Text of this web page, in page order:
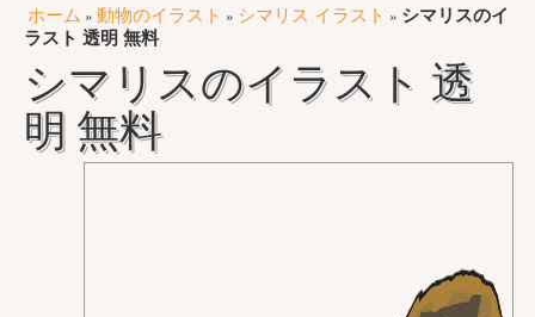
ホーム » 動物のイラスト » シマリス イラスト » シマリスのイ
ラスト 透明 無料
シマリスのイラスト 透
明 無料